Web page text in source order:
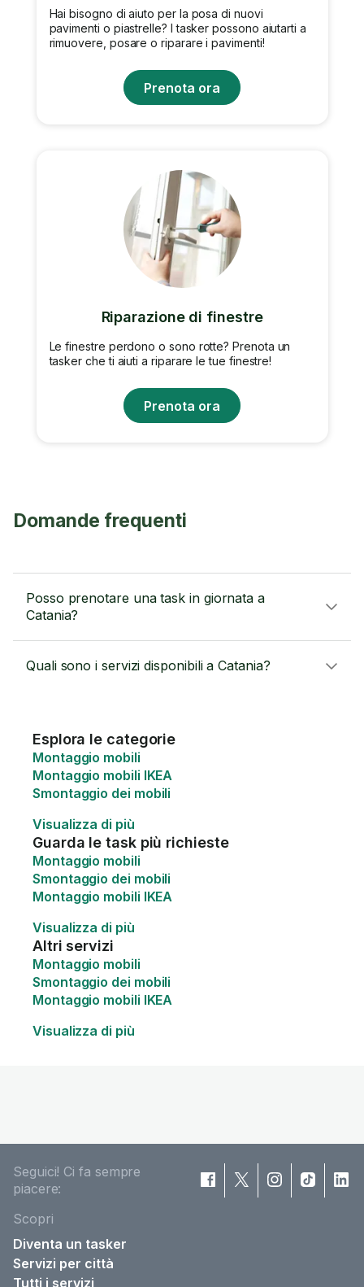
Hai bisogno di aiuto per la posa di nuovi
pavimenti o piastrelle? I tasker possono aiutarti a
rimuovere, posare o riparare i pavimenti!
Prenota ora
Riparazione di finestre
Le finestre perdono o sono rotte? Prenota un
tasker che ti aiuti a riparare le tue finestre!
Prenota ora
Domande frequenti
Posso prenotare una task in giornata a
Catania?
Quali sono i servizi disponibili a Catania?
Esplora le categorie
Montaggio mobili
Montaggio mobili IKEA
Smontaggio dei mobili
Visualizza di più
Guarda le task più richieste
Montaggio mobili
Smontaggio dei mobili
Montaggio mobili IKEA
Visualizza di più
Altri servizi
Montaggio mobili
Smontaggio dei mobili
Montaggio mobili IKEA
Visualizza di più
Seguici! Ci fa sempre
piacere:
Scopri
Diventa un tasker
Servizi per città
Tutti i servizi